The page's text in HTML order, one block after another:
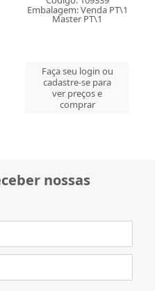
Embalagem: Venda PT\1
Master PT\1
Faça seu login ou
cadastre-se para
ver preços e
comprar
nossas